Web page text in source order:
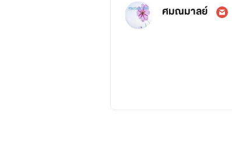
ศมณมาลย์